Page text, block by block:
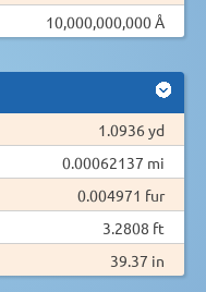
10,000,000,000 Å
1.0936 yd
0.00062137 mi
0.004971 fur
3.2808 ft
39.37 in